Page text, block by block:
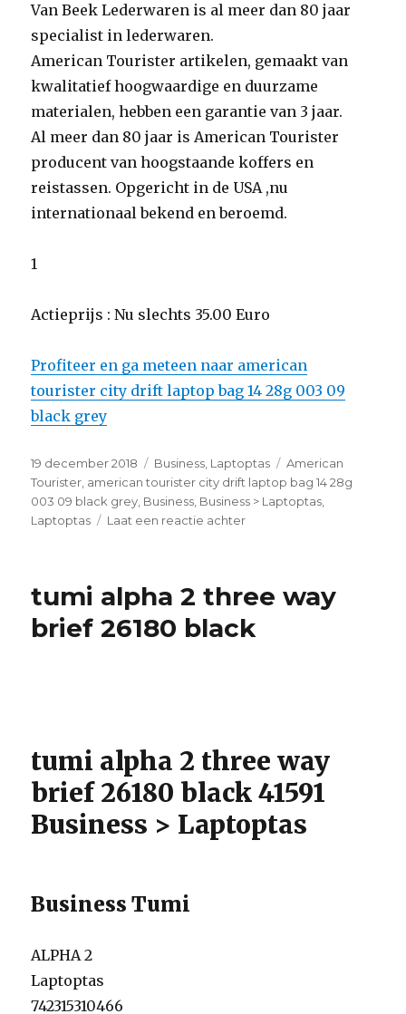
Van Beek Lederwaren is al meer dan 80 jaar
specialist in lederwaren.
American Tourister artikelen, gemaakt van
kwalitatief hoogwaardige en duurzame
materialen, hebben een garantie van 3 jaar.
Al meer dan 80 jaar is American Tourister
producent van hoogstaande koffers en
reistassen. Opgericht in de USA ,nu
internationaal bekend en beroemd.
1
Actieprijs : Nu slechts 35.00 Euro
Profiteer en ga meteen naar american
tourister city drift laptop bag 14 28g 003 09
black grey
Geplaatst
op
19 december 2018 Categorieën
Business, Laptoptas Tags
American
Tourister, american tourister city drift laptop bag 14 28g
003 09 black grey, Business, Business > Laptoptas,
Laptoptas
Laat een reactie achter
drift
bag
tumi alpha 2 three way
brief 26180 black
tumi alpha 2 three way
brief 26180 black 41591
Business > Laptoptas
Business Tumi
ALPHA 2
Laptoptas
742315310466